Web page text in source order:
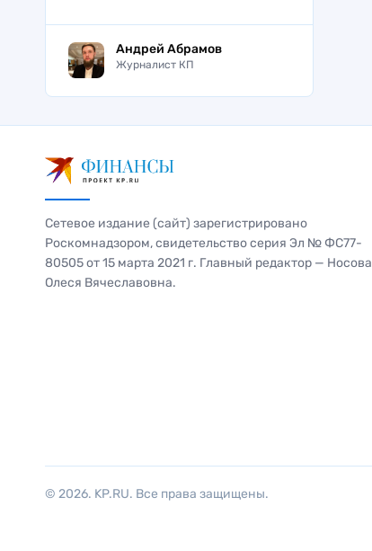
Андрей Абрамов
Журналист КП
Сетевое издание (сайт) зарегистрировано
Роскомнадзором, свидетельство серия Эл № ФС77-
80505 от 15 марта 2021 г. Главный редактор — Носова
Олеся Вячеславовна.
© 2026. KP.RU. Все права защищены.